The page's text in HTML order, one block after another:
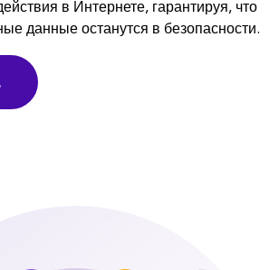
в Интернете, гарантируя, что
данные останутся в безопасности.